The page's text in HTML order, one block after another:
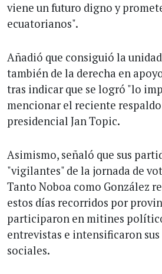
viene un futuro digno y
ecuatorianos".
Añadió que consiguió la
también de la derecha en
tras indicar que se logró "lo
mencionar el reciente
presidencial Jan Topic.
Asimismo, señaló que sus
"vigilantes" de la jornada de
Tanto Noboa como González
estos días recorridos por
participaron en mitines
entrevistas e intensificaron sus
sociales.